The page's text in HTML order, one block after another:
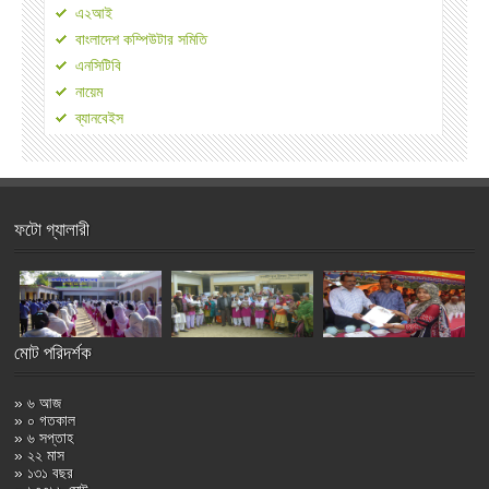
এ২আই
বাংলাদেশ কম্পিউটার সমিতি
এনসিটিবি
নায়েম
ব্যানবেইস
ফটো গ্যালারী
মোট পরিদর্শক
» ৬ আজ
» ০ গতকাল
» ৬ সপ্তাহ
» ২২ মাস
» ১৩১ বছর